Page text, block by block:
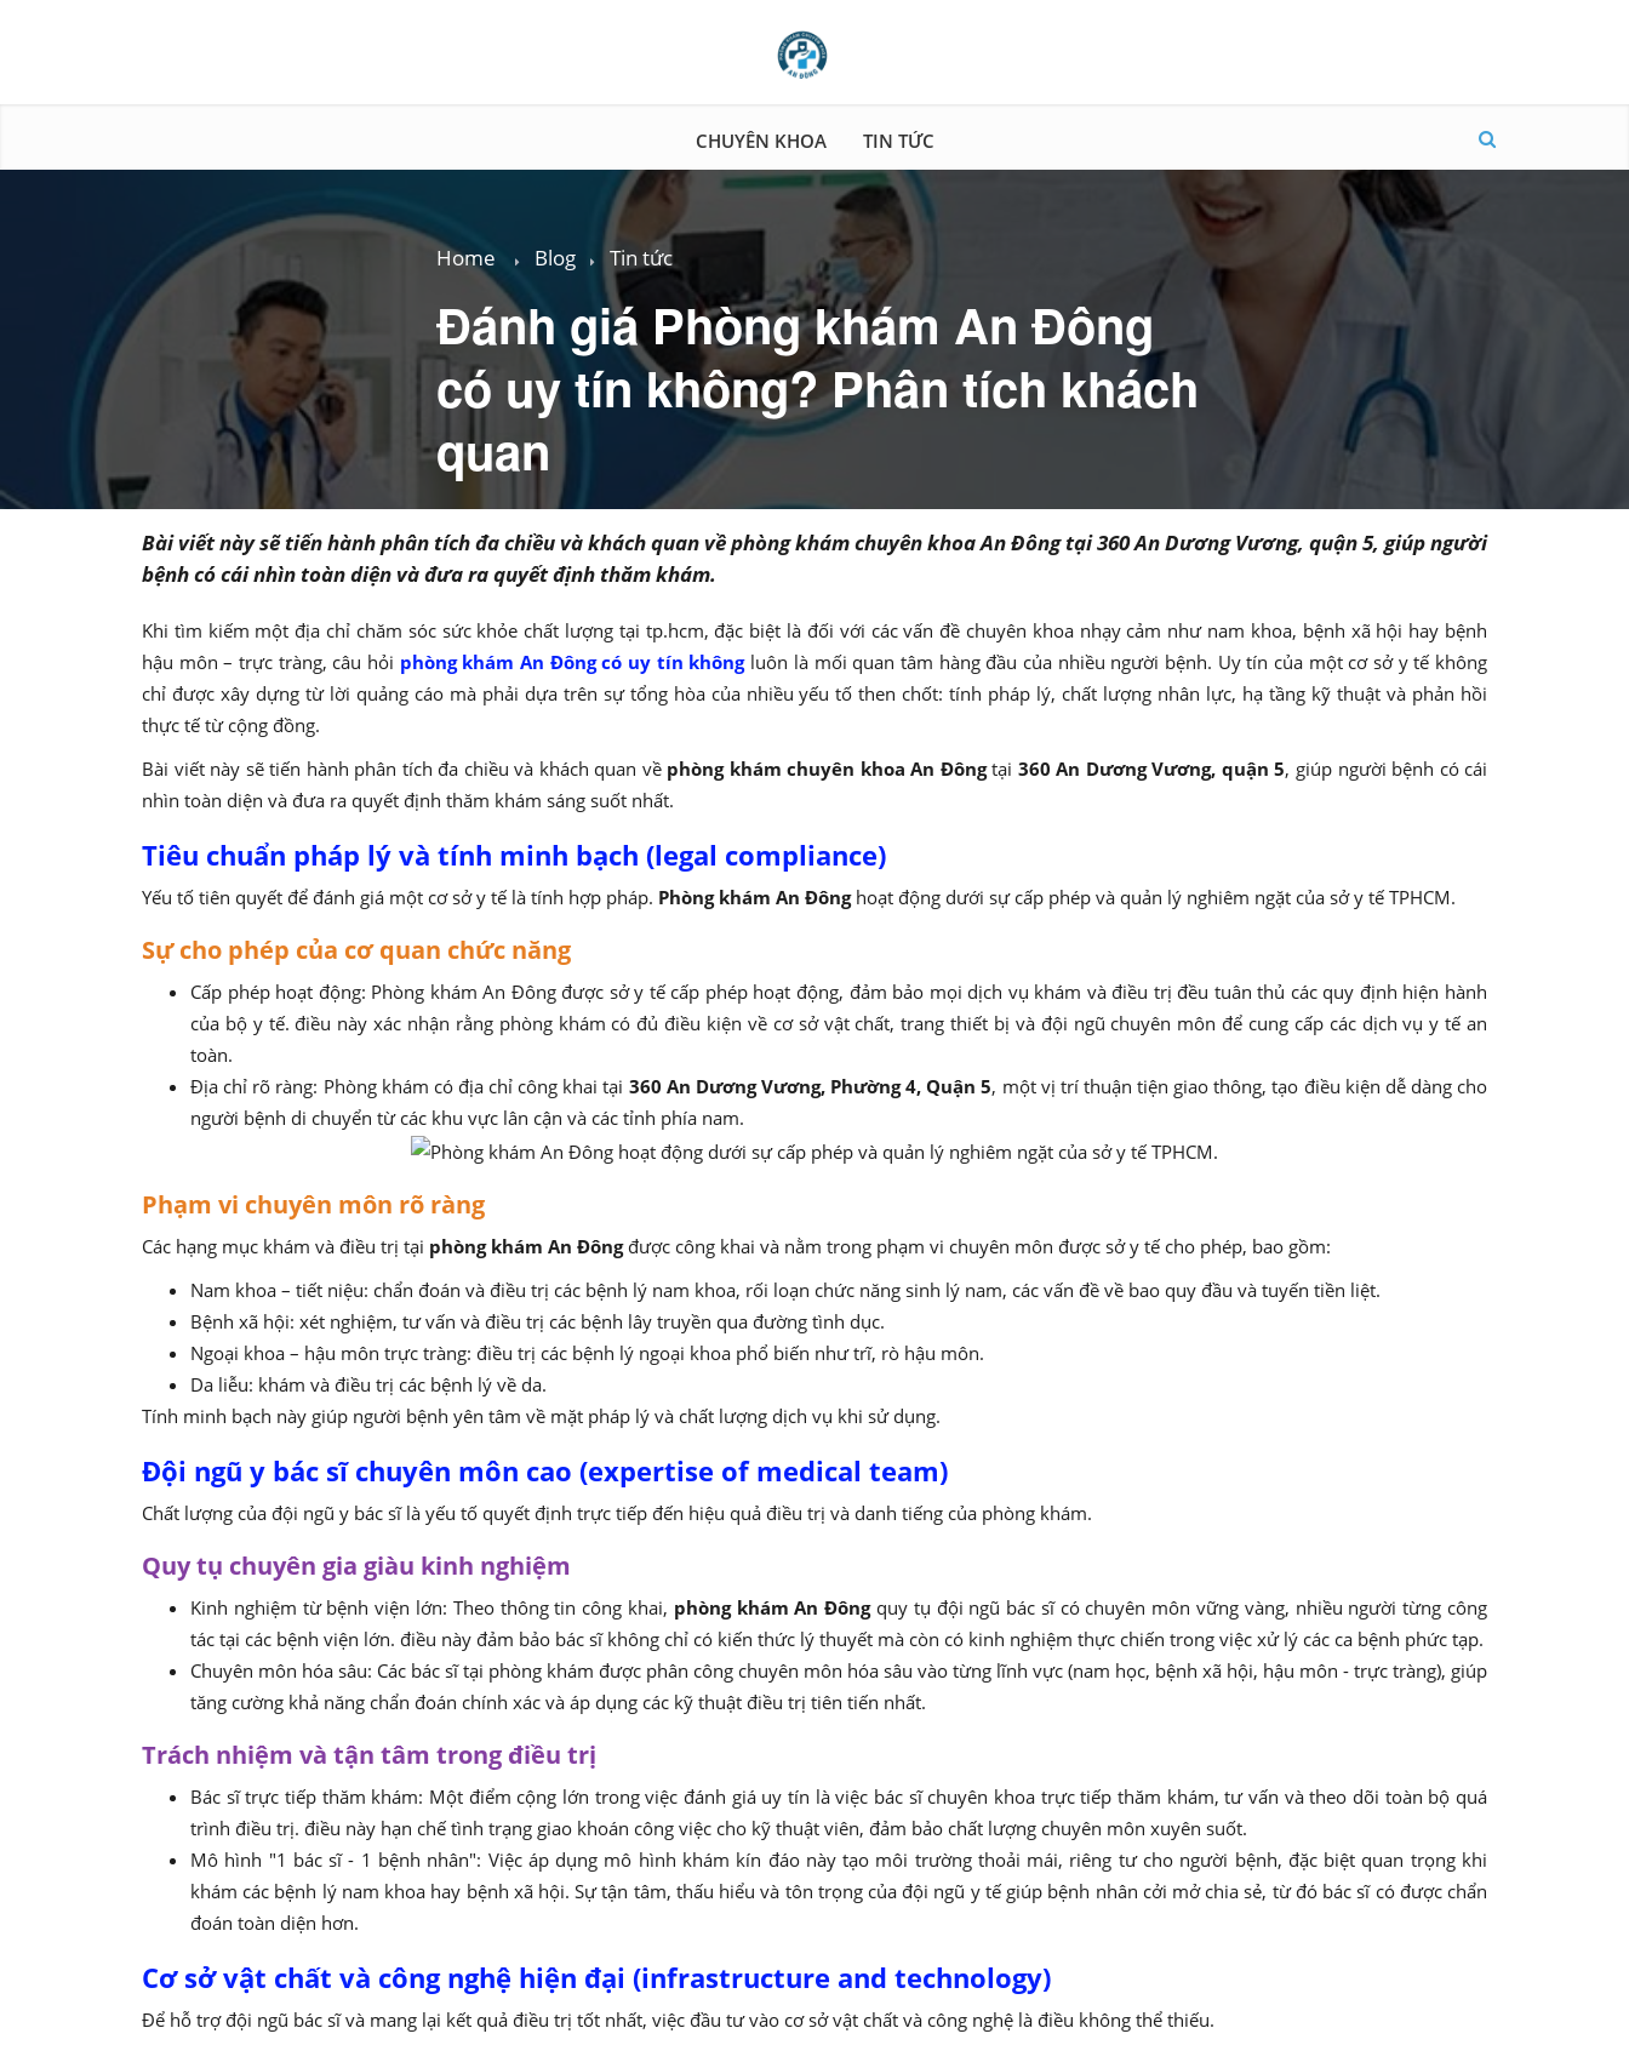
CHUYÊN KHOA TIN TỨC
Home Blog Tin tức
Đánh giá Phòng khám An Đông
có uy tín không? Phân tích khách
quan
Bài viết này sẽ tiến hành phân tích đa chiều và khách quan về phòng khám chuyên khoa An Đông tại 360 An Dương Vương, quận 5, giúp người
bệnh có cái nhìn toàn diện và đưa ra quyết định thăm khám.
Khi tìm kiếm một địa chỉ chăm sóc sức khỏe chất lượng tại tp.hcm, đặc biệt là đối với các vấn đề chuyên khoa nhạy cảm như nam khoa, bệnh xã hội hay bệnh
hậu môn – trực tràng, câu hỏi phòng khám An Đông có uy tín khôngluôn là mối quan tâm hàng đầu của nhiều người bệnh. Uy tín của một cơ sở y tế không
chỉ được xây dựng từ lời quảng cáo mà phải dựa trên sự tổng hòa của nhiều yếu tố then chốt: tính pháp lý, chất lượng nhân lực, hạ tầng kỹ thuật và phản hồi
thực tế từ cộng đồng.
Bài viết này sẽ tiến hành phân tích đa chiều và khách quan về phòng khám chuyên khoa An Đôngtại 360 An Dương Vương, quận 5, giúp người bệnh có cái
nhìn toàn diện và đưa ra quyết định thăm khám sáng suốt nhất.
Tiêu chuẩn pháp lý và tính minh bạch (legal compliance)
Yếu tố tiên quyết để đánh giá một cơ sở y tế là tính hợp pháp. Phòng khám An Đônghoạt động dưới sự cấp phép và quản lý nghiêm ngặt của sở y tế TPHCM.
Sự cho phép của cơ quan chức năng
Cấp phép hoạt động: Phòng khám An Đông được sở y tế cấp phép hoạt động, đảm bảo mọi dịch vụ khám và điều trị đều tuân thủ các quy định hiện hành
của bộ y tế. điều này xác nhận rằng phòng khám có đủ điều kiện về cơ sở vật chất, trang thiết bị và đội ngũ chuyên môn để cung cấp các dịch vụ y tế an
toàn.
Địa chỉ rõ ràng: Phòng khám có địa chỉ công khai tại 360 An Dương Vương, Phường 4, Quận 5, một vị trí thuận tiện giao thông, tạo điều kiện dễ dàng cho
người bệnh di chuyển từ các khu vực lân cận và các tỉnh phía nam.
Phạm vi chuyên môn rõ ràng
Các hạng mục khám và điều trị tại phòng khám An Đôngđược công khai và nằm trong phạm vi chuyên môn được sở y tế cho phép, bao gồm:
Nam khoa – tiết niệu: chẩn đoán và điều trị các bệnh lý nam khoa, rối loạn chức năng sinh lý nam, các vấn đề về bao quy đầu và tuyến tiền liệt.
Bệnh xã hội: xét nghiệm, tư vấn và điều trị các bệnh lây truyền qua đường tình dục.
Ngoại khoa – hậu môn trực tràng: điều trị các bệnh lý ngoại khoa phổ biến như trĩ, rò hậu môn.
Da liễu: khám và điều trị các bệnh lý về da.
Tính minh bạch này giúp người bệnh yên tâm về mặt pháp lý và chất lượng dịch vụ khi sử dụng.
Đội ngũ y bác sĩ chuyên môn cao (expertise of medical team)
Chất lượng của đội ngũ y bác sĩ là yếu tố quyết định trực tiếp đến hiệu quả điều trị và danh tiếng của phòng khám.
Quy tụ chuyên gia giàu kinh nghiệm
Kinh nghiệm từ bệnh viện lớn: Theo thông tin công khai, phòng khám An Đôngquy tụ đội ngũ bác sĩ có chuyên môn vững vàng, nhiều người từng công
tác tại các bệnh viện lớn. điều này đảm bảo bác sĩ không chỉ có kiến thức lý thuyết mà còn có kinh nghiệm thực chiến trong việc xử lý các ca bệnh phức tạp.
Chuyên môn hóa sâu: Các bác sĩ tại phòng khám được phân công chuyên môn hóa sâu vào từng lĩnh vực (nam học, bệnh xã hội, hậu môn - trực tràng), giúp
tăng cường khả năng chẩn đoán chính xác và áp dụng các kỹ thuật điều trị tiên tiến nhất.
Trách nhiệm và tận tâm trong điều trị
Bác sĩ trực tiếp thăm khám: Một điểm cộng lớn trong việc đánh giá uy tín là việc bác sĩ chuyên khoa trực tiếp thăm khám, tư vấn và theo dõi toàn bộ quá
trình điều trị. điều này hạn chế tình trạng giao khoán công việc cho kỹ thuật viên, đảm bảo chất lượng chuyên môn xuyên suốt.
Mô hình "1 bác sĩ - 1 bệnh nhân": Việc áp dụng mô hình khám kín đáo này tạo môi trường thoải mái, riêng tư cho người bệnh, đặc biệt quan trọng khi
khám các bệnh lý nam khoa hay bệnh xã hội. Sự tận tâm, thấu hiểu và tôn trọng của đội ngũ y tế giúp bệnh nhân cởi mở chia sẻ, từ đó bác sĩ có được chẩn
đoán toàn diện hơn.
Cơ sở vật chất và công nghệ hiện đại (infrastructure and technology)
Để hỗ trợ đội ngũ bác sĩ và mang lại kết quả điều trị tốt nhất, việc đầu tư vào cơ sở vật chất và công nghệ là điều không thể thiếu.